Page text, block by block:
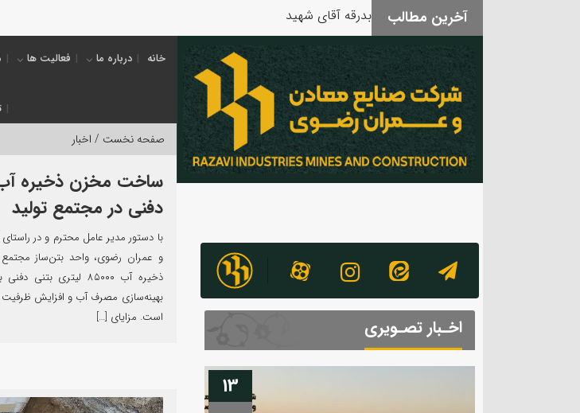
آخرین مطالب بدرقه آقای شهید
خانه درباره ما فعالیت ها
صفحه نخست / اخبار
دفنی در مجتمع تولید
با دستور مدیر عامل محترم و در
و عمران رضوی، واحد بتن‌ساز
ذخیره آب ۸۵۰۰۰
بهینه‌سازی مصرف آب و افزایش
است. مزایای […]
اخـبار تصـویری
13